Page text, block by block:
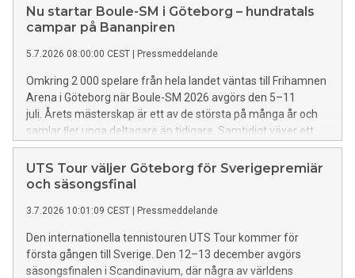
volleybollnät upp för att uppmärksamma mästerskapet och
få fler att upptäcka att världseliten kommer till Göteborg.
Nu startar Boule-SM i Göteborg – hundratals
campar på Bananpiren
5.7.2026 08:00:00 CEST Pressmeddelande
Omkring 2 000 spelare från hela landet väntas till Frihamnen
Arena i Göteborg när Boule-SM 2026 avgörs den 5–11
juli. Årets mästerskap är ett av de största på många år och
samlar ﬂer unga deltagare än tidigare. Samtidigt växer ett
tillfälligt boulesamhälle fram på grannområdet Bananpiren,
där hundratals spelare campar under tävlingsveckan.
UTS Tour väljer Göteborg för Sverigepremiär
och säsongsfinal
3.7.2026 10:01:09 CEST Pressmeddelande
Den internationella tennistouren UTS Tour kommer för
första gången till Sverige. Den 12–13 december avgörs
säsongsfinalen i Scandinavium, där några av världens